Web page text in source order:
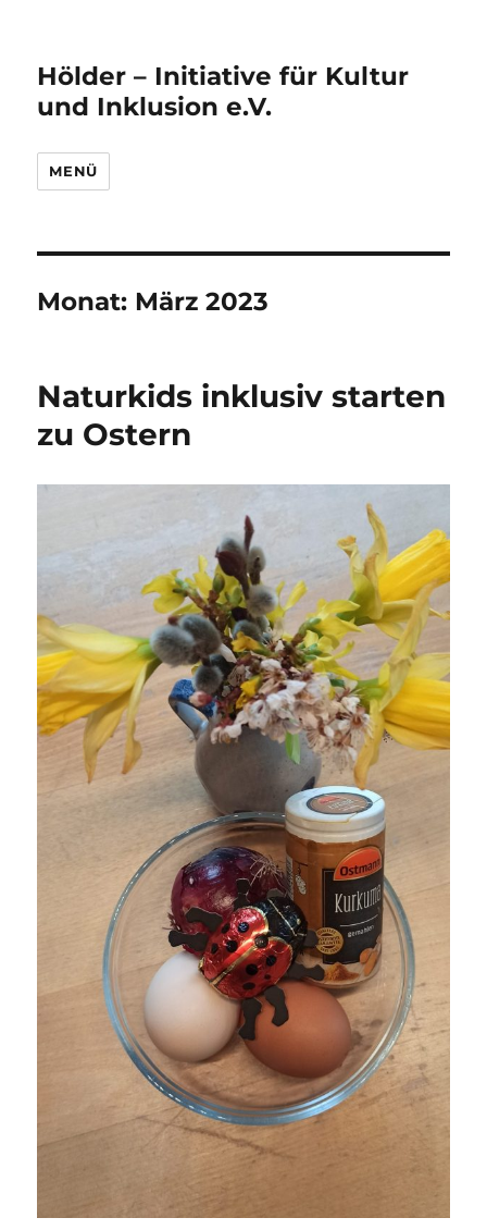
Hölder – Initiative für Kultur
und Inklusion e.V.
MENÜ
Monat: März 2023
Naturkids inklusiv starten
zu Ostern